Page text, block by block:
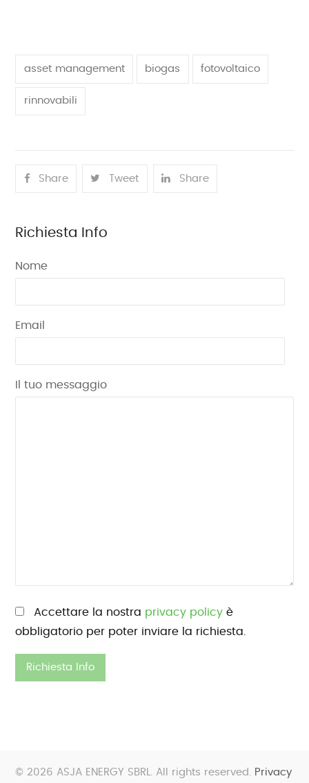
asset management biogas fotovoltaico
rinnovabili
Share Tweet Share
Richiesta Info
Nome
Email
Il tuo messaggio
Si prega di lasciare vuoto questo campo.
Accettare la nostra privacy policy è
obbligatorio per poter inviare la richiesta.
© 2026 ASJA ENERGY SBRL. All rights reserved. Privacy